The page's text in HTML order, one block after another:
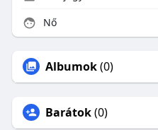
Nő
Albumok(0)
Barátok(0)